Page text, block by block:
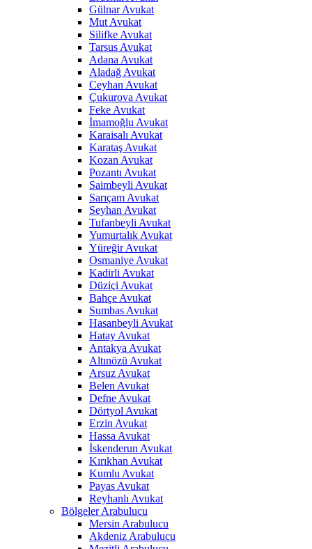
Gülnar Avukat
Mut Avukat
Silifke Avukat
Tarsus Avukat
Adana Avukat
Aladağ Avukat
Ceyhan Avukat
Çukurova Avukat
Feke Avukat
İmamoğlu Avukat
Karaisalı Avukat
Karataş Avukat
Kozan Avukat
Pozantı Avukat
Saimbeyli Avukat
Sarıçam Avukat
Seyhan Avukat
Tufanbeyli Avukat
Yumurtalık Avukat
Yüreğir Avukat
Osmaniye Avukat
Kadirli Avukat
Düziçi Avukat
Bahçe Avukat
Sumbas Avukat
Hasanbeyli Avukat
Hatay Avukat
Antakya Avukat
Altınözü Avukat
Arsuz Avukat
Belen Avukat
Defne Avukat
Dörtyol Avukat
Erzin Avukat
Hassa Avukat
İskenderun Avukat
Kırıkhan Avukat
Kumlu Avukat
Payas Avukat
Reyhanlı Avukat
Bölgeler Arabulucu
Mersin Arabulucu
Akdeniz Arabulucu